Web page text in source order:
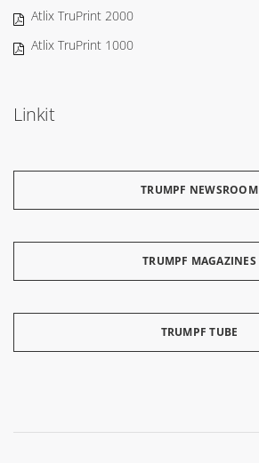
Atlix TruPrint 2000
Atlix TruPrint 1000
Linkit
TRUMPF NEWSROOM
TRUMPF MAGAZINES
TRUMPF TUBE